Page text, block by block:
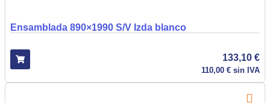
Ensamblada 890×1990 S/V Izda blanco
133,10 €
110,00 € sin IVA